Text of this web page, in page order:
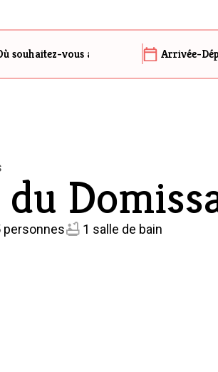
Arrivée-
personnes 1 salle de bain